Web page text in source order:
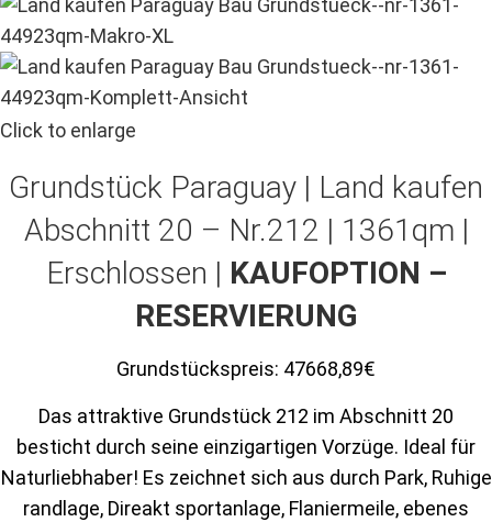
Click to enlarge
Grundstück Paraguay | Land kaufen
Abschnitt 20 – Nr.212 | 1361qm |
Erschlossen | KAUFOPTION –
RESERVIERUNG
Grundstückspreis: 47668,89€
Das attraktive Grundstück 212 im Abschnitt 20
besticht durch seine einzigartigen Vorzüge. Ideal für
Naturliebhaber! Es zeichnet sich aus durch Park, Ruhige
randlage, Direakt sportanlage, Flaniermeile, ebenes